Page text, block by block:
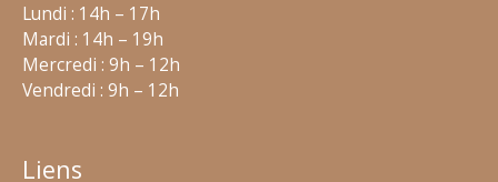
Lundi : 14h – 17h
Mardi : 14h – 19h
Mercredi : 9h – 12h
Vendredi : 9h – 12h
Liens